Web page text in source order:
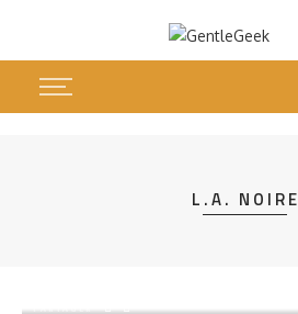
L.A. NOIRE